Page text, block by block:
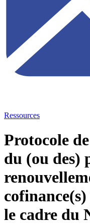
Ressources
Protocole
du (ou des)
le cadre du